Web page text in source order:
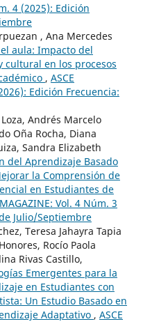
4 (2025): Edición
, Ana Mercedes
aula: Impacto del
cultural en los procesos
, ASCE
Edición Frecuencia:
Andrés Marcelo
Oña Rocha, Diana
Sandra Elizabeth
del Aprendizaje Basado
la Comprensión de
en Estudiantes de
Vol. 4 Núm. 3
Julio/Septiembre
Teresa Jahayra Tapia
Rocío Paola
Rivas Castillo,
Emergentes para la
en Estudiantes con
Un Estudio Basado en
Adaptativo , ASCE